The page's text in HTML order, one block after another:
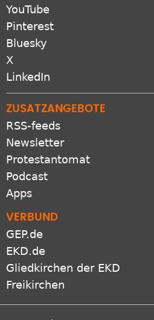
YouTube
Pinterest
Bluesky
X
LinkedIn
ZUSATZANGEBOTE
RSS-feeds
Newsletter
Protestantomat
Podcast
Apps
VERBUND
GEP.de
EKD.de
Gliedkirchen der EKD
Freikirchen